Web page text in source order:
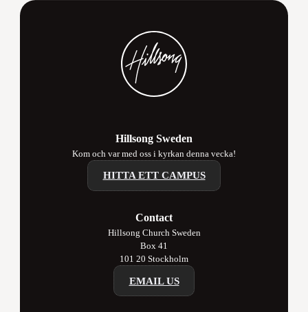
Hillsong Sweden
Kom och var med oss i kyrkan denna vecka!
HITTA ETT CAMPUS
Contact
Hillsong Church Sweden
Box 41
101 20 Stockholm
EMAIL US